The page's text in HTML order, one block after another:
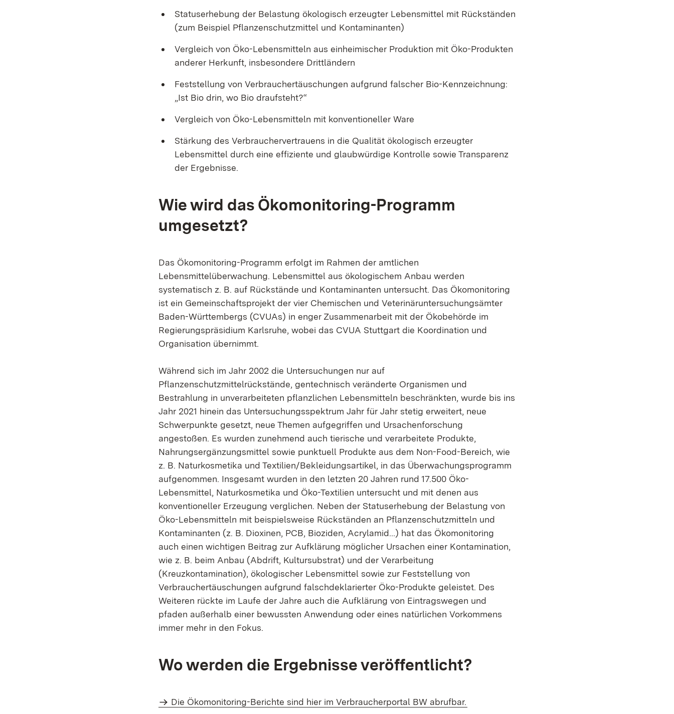
Statuserhebung der Belastung ökologisch erzeugter Lebensmittel mit Rückständen
(zum Beispiel Pflanzenschutzmittel und Kontaminanten)
Vergleich von Öko-Lebensmitteln aus einheimischer Produktion mit Öko-Produkten
anderer Herkunft, insbesondere Drittländern
Feststellung von Verbrauchertäuschungen aufgrund falscher Bio-Kennzeichnung:
„Ist Bio drin, wo Bio draufsteht?“
Vergleich von Öko-Lebensmitteln mit konventioneller Ware
Stärkung des Verbrauchervertrauens in die Qualität ökologisch erzeugter
Lebensmittel durch eine effiziente und glaubwürdige Kontrolle sowie Transparenz
der Ergebnisse.
Wie wird das Ökomonitoring-Programm
umgesetzt?
Das Ökomonitoring-Programm erfolgt im Rahmen der amtlichen
Lebensmittelüberwachung. Lebensmittel aus ökologischem Anbau werden
systematisch z. B. auf Rückstände und Kontaminanten untersucht. Das Ökomonitoring
ist ein Gemeinschaftsprojekt der vier Chemischen und Veterinäruntersuchungsämter
Baden-Württembergs (CVUAs) in enger Zusammenarbeit mit der Ökobehörde im
Regierungspräsidium Karlsruhe, wobei das CVUA Stuttgart die Koordination und
Organisation übernimmt.
Während sich im Jahr 2002 die Untersuchungen nur auf
Pflanzenschutzmittelrückstände, gentechnisch veränderte Organismen und
Bestrahlung in unverarbeiteten pflanzlichen Lebensmitteln beschränkten, wurde bis ins
Jahr 2021 hinein das Untersuchungsspektrum Jahr für Jahr stetig erweitert, neue
Schwerpunkte gesetzt, neue Themen aufgegriffen und Ursachenforschung
angestoßen. Es wurden zunehmend auch tierische und verarbeitete Produkte,
Nahrungsergänzungsmittel sowie punktuell Produkte aus dem Non-Food-Bereich, wie
z. B. Naturkosmetika und Textilien/Bekleidungsartikel, in das Überwachungsprogramm
aufgenommen. Insgesamt wurden in den letzten 20 Jahren rund 17.500 Öko-
Lebensmittel, Naturkosmetika und Öko-Textilien untersucht und mit denen aus
konventioneller Erzeugung verglichen. Neben der Statuserhebung der Belastung von
Öko-Lebensmitteln mit beispielsweise Rückständen an Pflanzenschutzmitteln und
Kontaminanten (z. B. Dioxinen, PCB, Bioziden, Acrylamid…) hat das Ökomonitoring
auch einen wichtigen Beitrag zur Aufklärung möglicher Ursachen einer Kontamination,
wie z. B. beim Anbau (Abdrift, Kultursubstrat) und der Verarbeitung
(Kreuzkontamination), ökologischer Lebensmittel sowie zur Feststellung von
Verbrauchertäuschungen aufgrund falschdeklarierter Öko-Produkte geleistet. Des
Weiteren rückte im Laufe der Jahre auch die Aufklärung von Eintragswegen und
pfaden außerhalb einer bewussten Anwendung oder eines natürlichen Vorkommens
immer mehr in den Fokus.
Wo werden die Ergebnisse veröffentlicht?
Die Ökomonitoring-Berichte sind hier im Verbraucherportal BW abrufbar.